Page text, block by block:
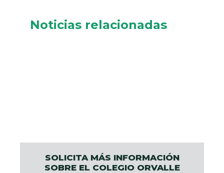
SOLICITA MÁS INFORMACIÓN
SOBRE EL COLEGIO ORVALLE
Noticias relacionadas